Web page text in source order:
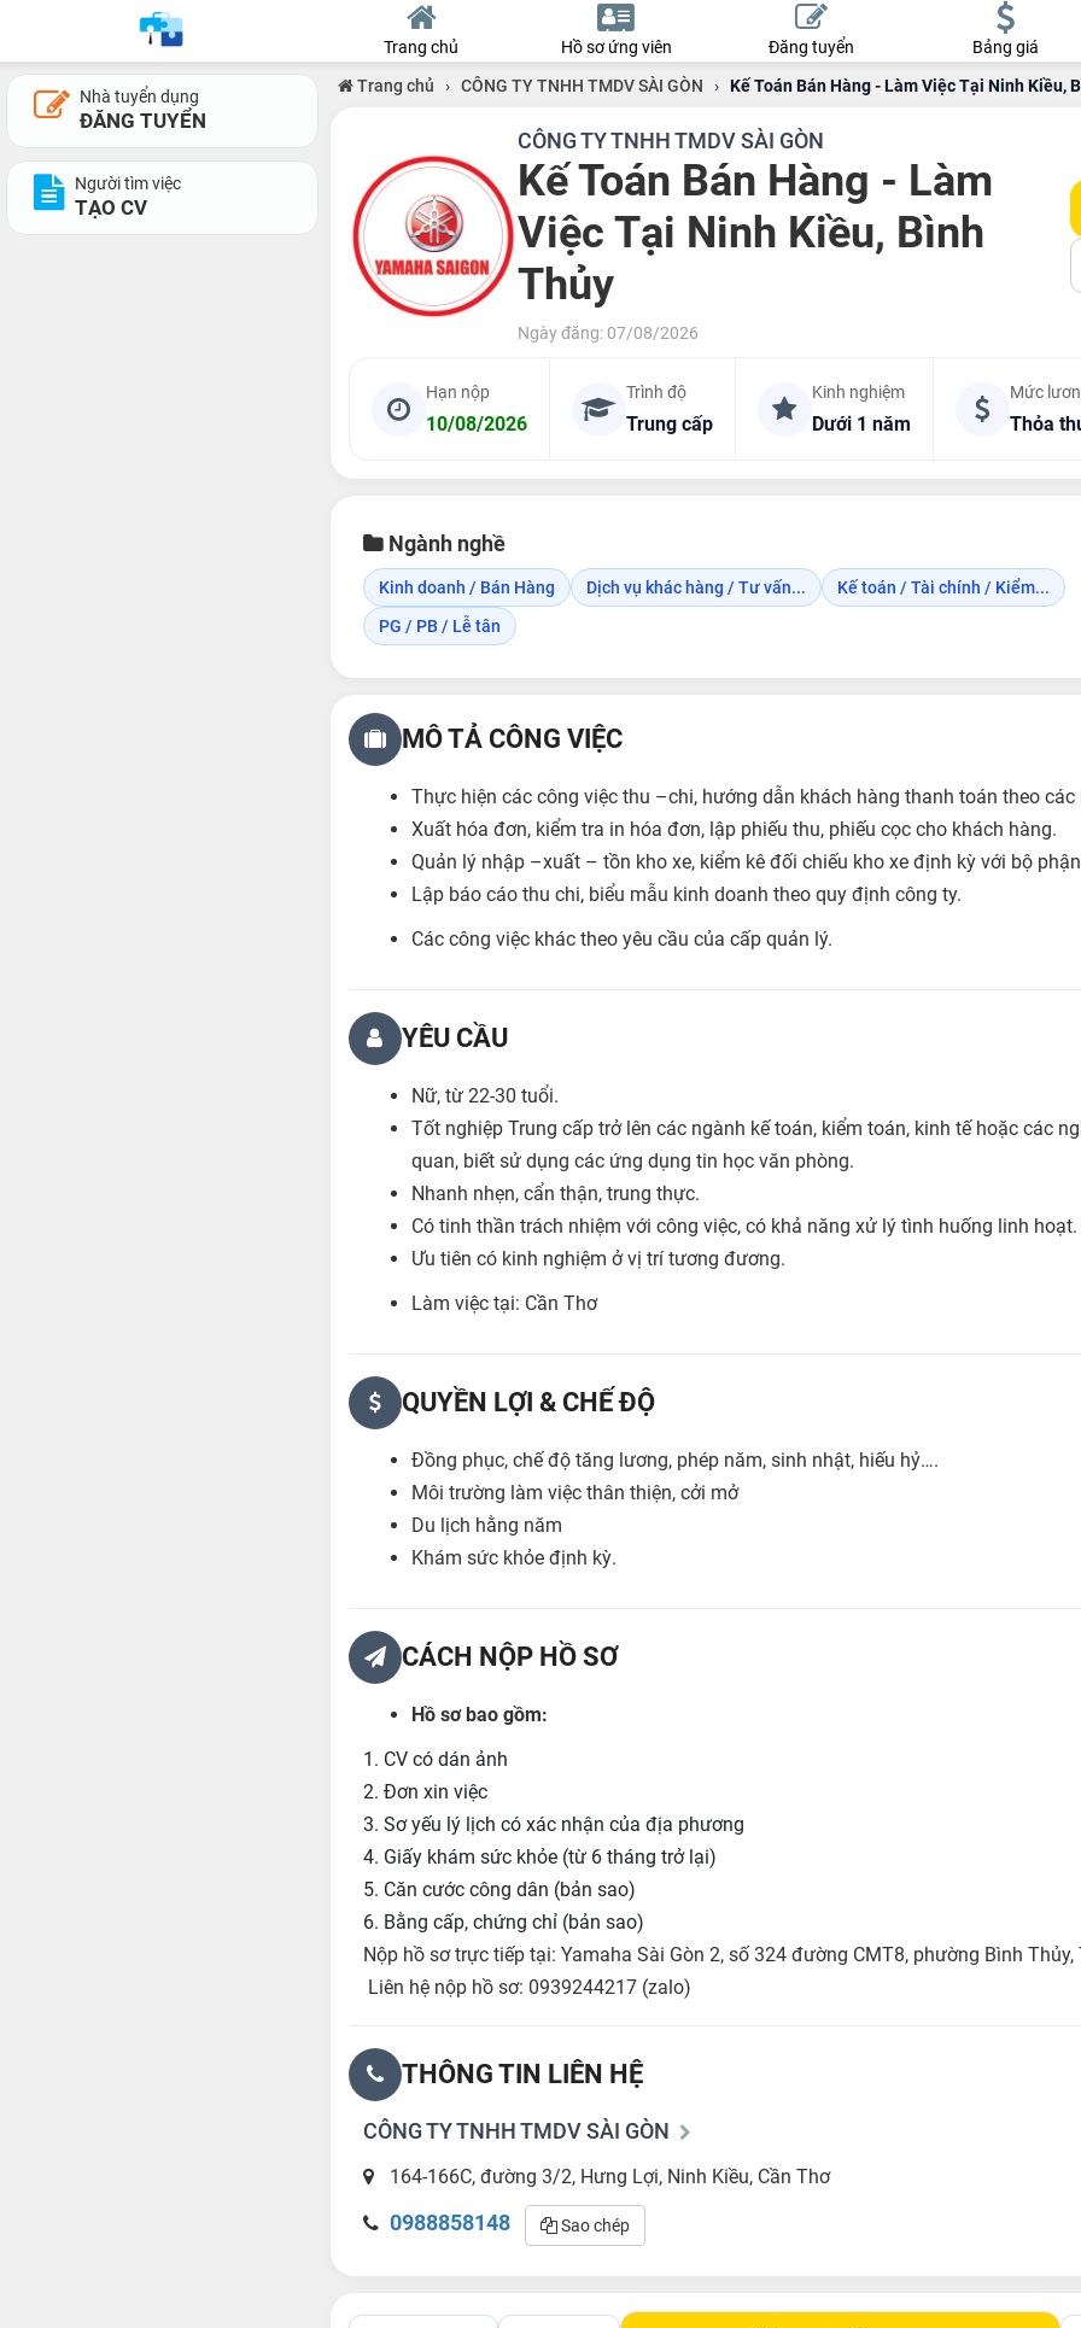
Trang chủ Hồ sơ ứng viên Đăng tuyển Bảng giá
Nhà tuyển dụng
ĐĂNG TUYỂN
Người tìm việc
TẠO CV
Trang chủ › CÔNG TY TNHH TMDV SÀI GÒN › Kế Toán Bán Hàng - Làm Việc Tại Ninh Kiều,
CÔNG TY TNHH TMDV SÀI GÒN
Kế Toán Bán Hàng - Làm
Việc Tại Ninh Kiều, Bình
Thủy
Ngày đăng: 07/08/2026
Hạn nộp
10/08/2026
Trình độ
Trung cấp
Kinh nghiệm
Dưới 1 năm
Mức
Thỏa
Ngành nghề
Kinh doanh / Bán Hàng Dịch vụ khác hàng / Tư vấn...
Kế toán / Tài chính / Kiểm...
PG / PB / Lễ tân
MÔ TẢ CÔNG VIỆC
Thực hiện các công việc thu –chi, hướng dẫn khách hàng thanh toán theo các
Xuất hóa đơn, kiểm tra in hóa đơn, lập phiếu thu, phiếu cọc cho khách hàng.
Quản lý nhập –xuất – tồn kho xe, kiểm kê đối chiếu kho xe định kỳ với bộ
Lập báo cáo thu chi, biểu mẫu kinh doanh theo quy định công ty.
Các công việc khác theo yêu cầu của cấp quản lý.
YÊU CẦU
Nữ, từ 22-30 tuổi.
Tốt nghiệp Trung cấp trở lên các ngành kế toán, kiểm toán, kinh tế hoặc các
quan, biết sử dụng các ứng dụng tin học văn phòng.
Nhanh nhẹn, cẩn thận, trung thực.
Có tinh thần trách nhiệm với công việc, có khả năng xử lý tình huống linh hoạt.
Ưu tiên có kinh nghiệm ở vị trí tương đương.
Làm việc tại: Cần Thơ
QUYỀN LỢI & CHẾ ĐỘ
Đồng phục, chế độ tăng lương, phép năm, sinh nhật, hiếu hỷ….
Môi trường làm việc thân thiện, cởi mở
Du lịch hằng năm
Khám sức khỏe định kỳ.
CÁCH NỘP HỒ SƠ
Hồ sơ bao gồm:
1. CV có dán ảnh
2. Đơn xin việc
3. Sơ yếu lý lịch có xác nhận của địa phương
4. Giấy khám sức khỏe (từ 6 tháng trở lại)
5. Căn cước công dân (bản sao)
6. Bằng cấp, chứng chỉ (bản sao)
Nộp hồ sơ trực tiếp tại: Yamaha Sài Gòn 2, số 324 đường CMT8, phường Bình Thủy,
Liên hệ nộp hồ sơ: 0939244217 (zalo)
THÔNG TIN LIÊN HỆ
CÔNG TY TNHH TMDV SÀI GÒN
164-166C, đường 3/2, Hưng Lợi, Ninh Kiều, Cần Thơ
0988858148 Sao chép